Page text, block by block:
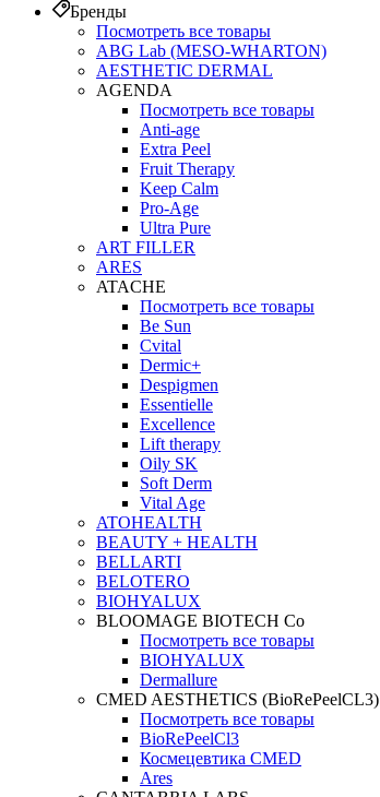
Бренды
Посмотреть все товары
ABG Lab (MESO-WHARTON)
AESTHETIC DERMAL
AGENDA
Посмотреть все товары
Anti-age
Extra Peel
Fruit Therapy
Keep Calm
Pro‑Age
Ultra Pure
ART FILLER
ARES
ATACHE
Посмотреть все товары
Be Sun
Cvital
Dermic+
Despigmen
Essentielle
Excellence
Lift therapy
Oily SK
Soft Derm
Vital Age
ATOHEALTH
BEAUTY + HEALTH
BELLARTI
BELOTERO
BIOHYALUX
BLOOMAGE BIOTECH Co
Посмотреть все товары
BIOHYALUX
Dermallure
CMED AESTHETICS (BioRePeelCL3)
Посмотреть все товары
BioRePeelCl3
Космецевтика CMED
Ares